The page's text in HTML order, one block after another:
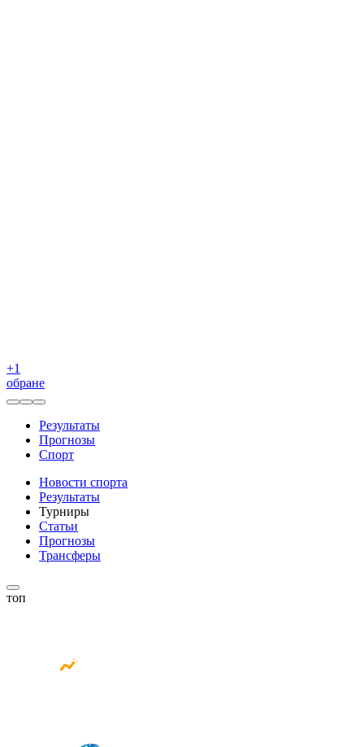
+1
обране
Результаты
Прогнозы
Спорт
Новости спорта
Результаты
Турниры
Статьи
Прогнозы
Трансферы
топ